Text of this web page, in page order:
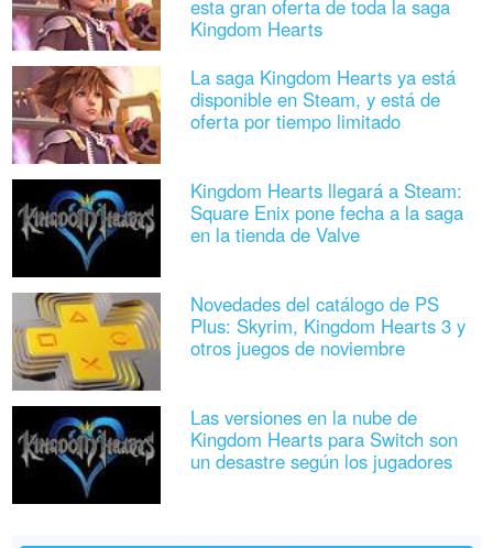
esta gran oferta de toda la saga
Kingdom Hearts
La saga Kingdom Hearts ya está
disponible en Steam, y está de
oferta por tiempo limitado
Kingdom Hearts llegará a Steam:
Square Enix pone fecha a la saga
en la tienda de Valve
Novedades del catálogo de PS
Plus: Skyrim, Kingdom Hearts 3 y
otros juegos de noviembre
Las versiones en la nube de
Kingdom Hearts para Switch son
un desastre según los jugadores